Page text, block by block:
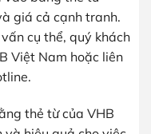
giá cả cạnh tranh.
cụ thể, quý khách
Việt Nam hoặc liên
thẻ từ của VHB